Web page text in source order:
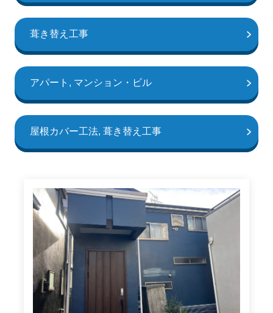
葺き替え工事
アパート, マンション・ビル
屋根カバー工法, 葺き替え工事